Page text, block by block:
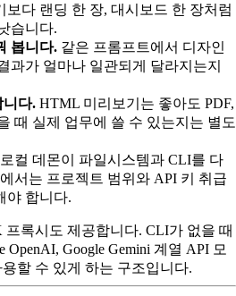
보다 랜딩 한 장, 대시보드 한 장처럼
습니다.
봅니다. 같은 프롬프트에서 디자인
과가 얼마나 일관되게 달라지는지
니다. HTML 미리보기는 좋아도 PDF,
때 실제 업무에 쓸 수 있는지는 별도
로컬 데몬이 파일시스템과 CLI를 다
서는 프로젝트 범위와 API 키 취급
야 합니다.
프록시도 제공합니다. CLI가 없을 때
OpenAI, Google Gemini 계열 API 모
할 수 있게 하는 구조입니다.